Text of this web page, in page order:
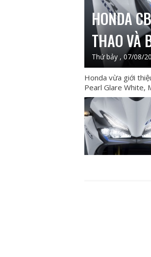
HONDA
THAO VÀ
Thứ bảy , 07/08/
Honda vừa giới
Pearl Glare White,